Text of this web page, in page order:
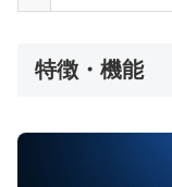
特徴・機能